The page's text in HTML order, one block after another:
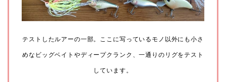
テストしたルアーの一部。ここに写っているモノ以外にも小さ
めなビッグベイトやディープクランク、一通りのリグをテスト
しています。